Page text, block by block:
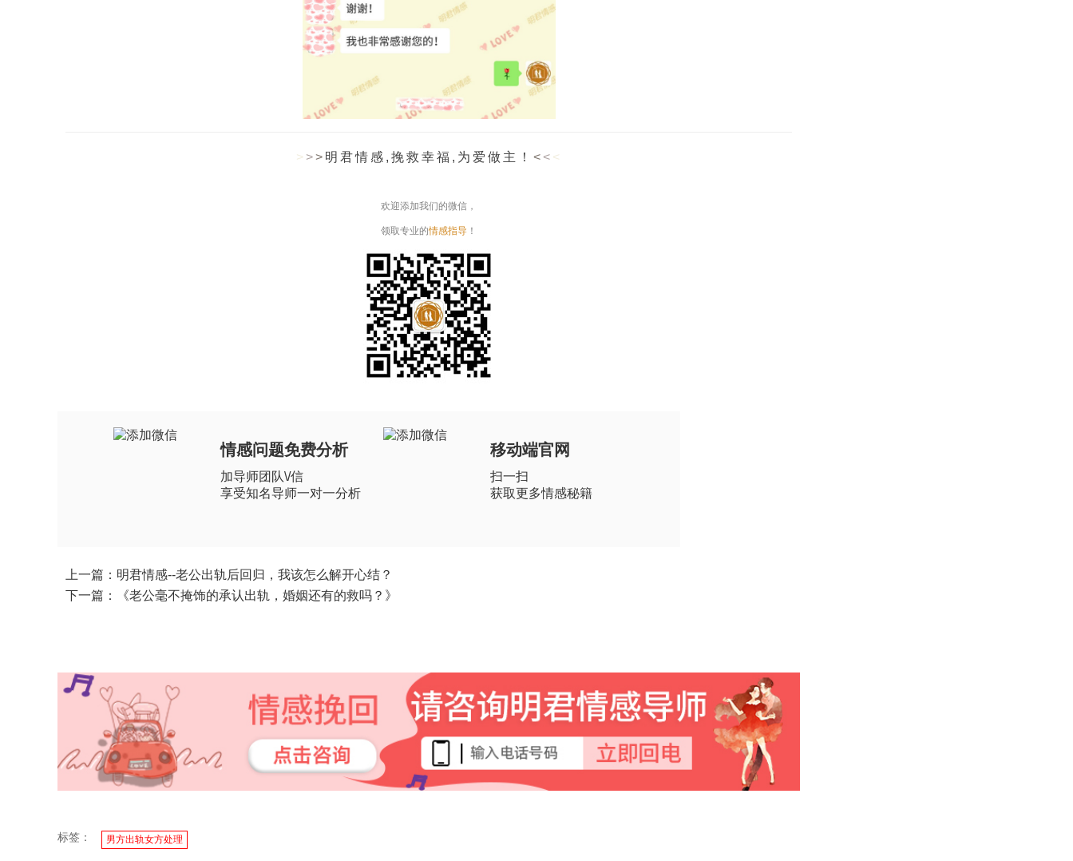
> >> 明君情感 ,挽救幸福,为爱做主！ < < <
欢迎添加我们的微信，
领取专业的情感指导 ！
情感问题免费分析
加导师团队\/信
享受知名导师一对一分析
移动端官网
扫一扫
获取更多情感秘籍
上一篇：明君情感--老公出轨后回归，我该怎么解开心结？
下一篇：《老公毫不掩饰的承认出轨，婚姻还有的救吗？》
标签： 男方出轨女方处理